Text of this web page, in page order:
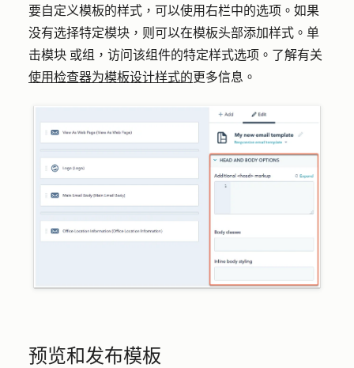
要自定义模板的样式，可以使用右栏中的选项。如果
没有选择特定模块，则可以在模板头部添加样式。单
击模块 或组 ，访问该组件的特定样式选项。了解有关
使用检查器为模板设计样式的更多信息。
预览和发布模板